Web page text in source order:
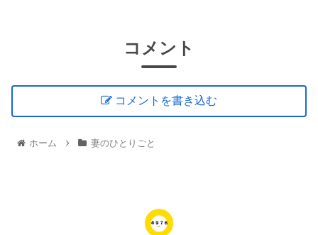
コメント
コメントを書き込む
ホーム 妻のひとりごと